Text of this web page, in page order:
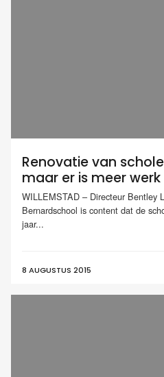
Renovatie van
maar er is meer werk
WILLEMSTAD – Directeur Bentley
Bernardschool is content dat de
jaar...
8 AUGUSTUS 2015